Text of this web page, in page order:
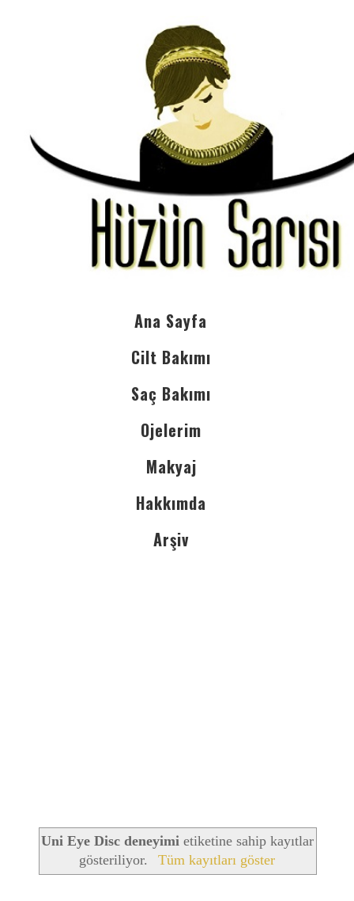
Ana Sayfa
Cilt Bakımı
Saç Bakımı
Ojelerim
Makyaj
Hakkımda
Arşiv
Uni Eye Disc deneyimi etiketine sahip kayıtlar
gösteriliyor.
Tüm kayıtları göster